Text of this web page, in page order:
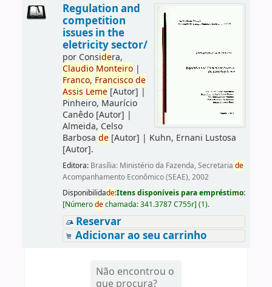
Regulation and
competition
issues in the
eletricity sector/
por Considera,
Claudio Monteiro|
Franco, Francisco de
Assis Leme[Autor] |
Pinheiro, Maurício
Canêdo[Autor] |
Almeida, Celso
Barbosa de[Autor] | Kuhn, Ernani Lustosa
[Autor].
Editora: Brasília: Ministério da Fazenda, Secretaria de
Acompanhamento Econômico (SEAE), 2002
Disponibilidade:Itens disponíveis para empréstimo:
[Númerodechamada:341.3787 C755r] (1).
Reservar
Adicionar ao seu carrinho
Não encontrou o
que procura?